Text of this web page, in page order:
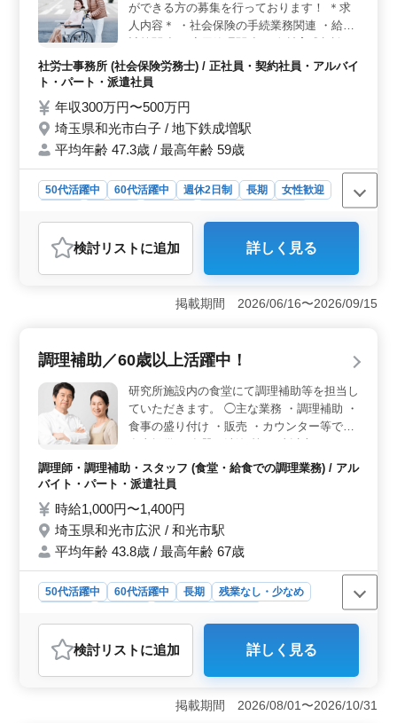
ができる方の募集を行っております！ ＊求
人内容＊ ・社会保険の手続業務関連 ・給与
人材制度制定 ・労務トラブル対応 ・就業規
則作成 ・助成金業務 ◎備考◎ ・完全週休2
代、60代の採用実績あり 50代以上のベテラ
ン層の採用活動、積極的に行っております☆
アットホームな事務所です！ 一度お気軽に
お問い合わせ下さい♩
社労士事務所 (社会保険労務士) / 正社員・契約社員・アルバイ
ト・パート・派遣社員
年収300万円〜500万円
埼玉県和光市白子 / 地下鉄成増駅
平均年齢 47.3歳 / 最高年齢 59歳
50代活躍中 60代活躍中 週休2日制 長期
女性歓迎
おすすめポイント
＜和光市で社労士業務ができる方募集中！＞ 埼玉県和
光市白子に位置する社労士事務所での募集です。社労士
業務経験を活かして働けます。完全週休2日制で、ワーク
わることができます。労務トラブル対応や助成金業務な
ど、経験を活かしてさまざまな業務にチャレンジできま
す。 ＜アットホームな職場環境＞ 50代以上のベテ
ラン層も活躍中で、アットホームな雰囲気が自慢です。
経験豊富な方から学ぶことも多く、成長の機会が豊富で
す。積極的な採用活動を行っていますので、お気軽にお
問い合わせください。
検討リスト に追加 詳しく見る
掲載期間 2026/06/16〜2026/09/15
調理補助／60歳以上活躍中！
研究所施設内の食堂にて調理補助等を担当し
ていただきます。 ◯主な業務 ・調理補助 ・
食事の盛り付け ・販売 ・カウンター等での
ンが元気に活躍中です！ アットホームな職
場でご自身の力を発揮しませんか？
調理師・調理補助・スタッフ (食堂・給食での調理業務) / アル
バイト・パート・派遣社員
時給1,000円〜1,400円
埼玉県和光市広沢 / 和光市駅
平均年齢 43.8歳 / 最高年齢 67歳
50代活躍中 60代活躍中 長期
残業なし・少なめ
おすすめポイント
＜ アットホームで働きやすい環境＞ 研究所施設内の食
堂での調理補助業務を担当するポジションです。60歳以
上のベテランスタッフが多く活躍しており、アットホー
検討リスト に追加 詳しく見る
掲載期間 2026/08/01〜2026/10/31